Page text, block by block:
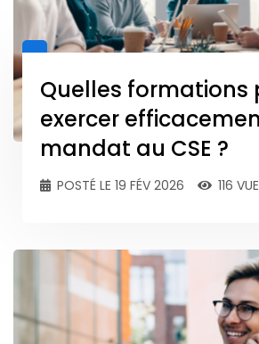
Quelles formations
exercer
mandat au CSE ?
POSTÉ LE 19 FÉV 2026 116